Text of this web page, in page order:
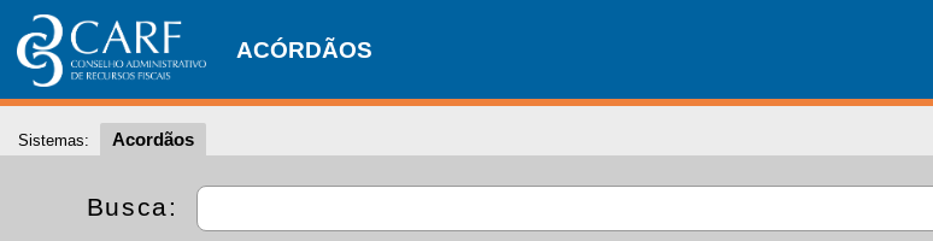
ACÓRDÃOS
Sistemas: Acordãos
Busca: